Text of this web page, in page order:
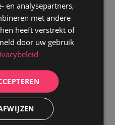
in.
met klanten en het
vlotte
op en neemt
opportuniteiten
in.
en analysepartners,
met andere
heeft verstrekt of
door uw gebruik